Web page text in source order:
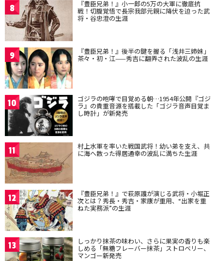
8 『豊臣兄弟！』小一郎の5万の大軍に徹底抗
戦！切腹覚悟で長宗我部元親に降伏を迫った武
将・谷忠澄の生涯
9 『豊臣兄弟！』後半の鍵を握る「浅井三姉妹」
茶々・初・江——秀吉に翻弄された波乱の生涯
10 ゴジラの咆哮で目覚める朝…1954年公開『ゴジ
ラ』の貴重音源を搭載した「ゴジラ音声目覚ま
し時計」が新発売
11 村上水軍を率いた戦国武将！幼い弟を支え、共
に海へ散った得居通幸の波乱に満ちた生涯
12 『豊臣兄弟！』で萩原護が演じる武将・小堀正
次とは？秀長・秀吉・家康が重用、“出家を重
ねた実務派”の生涯
13 しっかり抹茶の味わい、さらに果実の香りも楽
しめる「無糖フレーバー抹茶」ストロベリー、
マンゴー新発売